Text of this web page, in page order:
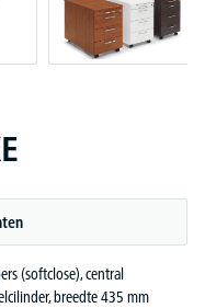
(softclose), central
breedte 435 mm